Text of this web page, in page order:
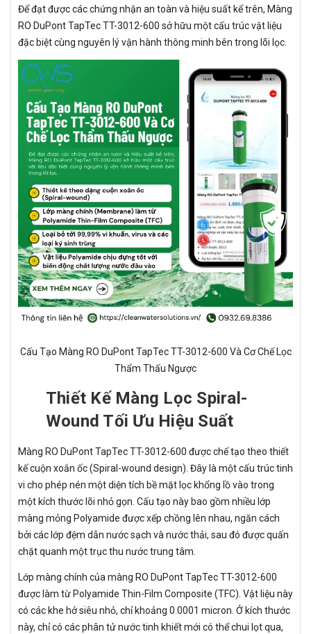
Để đạt được các chứng nhận an toàn và hiệu suất kể trên, Màng
RO DuPont TapTec TT-3012-600 sở hữu một cấu trúc vật liệu
đặc biệt cùng nguyên lý vận hành thông minh bên trong lõi lọc.
Cấu Tạo Màng RO DuPont TapTec TT-3012-600 Và Cơ Chế Lọc
Thẩm Thấu Ngược
Thiết Kế Màng Lọc Spiral-
Wound Tối Ưu Hiệu Suất
Màng RO DuPont TapTec TT-3012-600 được chế tạo theo thiết
kế cuộn xoắn ốc (Spiral-wound design). Đây là một cấu trúc tinh
vi cho phép nén một diện tích bề mặt lọc khổng lồ vào trong
một kích thước lõi nhỏ gọn. Cấu tạo này bao gồm nhiều lớp
màng mỏng Polyamide được xếp chồng lên nhau, ngăn cách
bởi các lớp đệm dẫn nước sạch và nước thải, sau đó được quấn
chặt quanh một trục thu nước trung tâm.
Lớp màng chính của màng RO DuPont TapTec TT-3012-600
được làm từ Polyamide Thin-Film Composite (TFC). Vật liệu này
có các khe hở siêu nhỏ, chỉ khoảng 0.0001 micron. Ở kích thước
này, chỉ có các phân tử nước tinh khiết mới có thể chui lọt qua,